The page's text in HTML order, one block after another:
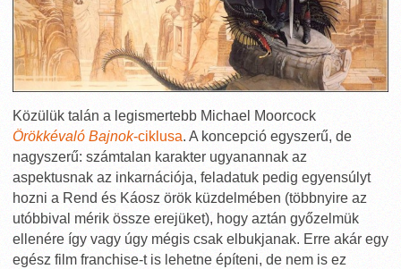
Közülük talán a legismertebb Michael Moorcock
Örökkévaló Bajnok-ciklusa. A koncepció egyszerű, de
nagyszerű: számtalan karakter ugyanannak az
aspektusnak az inkarnációja, feladatuk pedig egyensúlyt
hozni a Rend és Káosz örök küzdelmében (többnyire az
utóbbival mérik össze erejüket), hogy aztán győzelmük
ellenére így vagy úgy mégis csak elbukjanak. Erre akár egy
egész film franchise-t is lehetne építeni, de nem is ez